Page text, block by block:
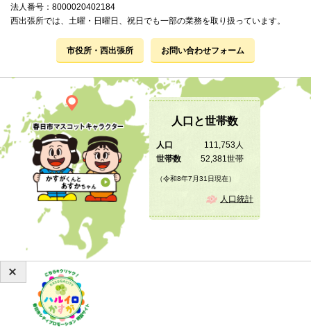
法人番号：8000020402184
西出張所では、土曜・日曜日、祝日でも一部の業務を取り扱っています。
市役所・西出張所 お問い合わせフォーム
人口と世帯数
人口
111,753人
世帯数
52,381世帯
（令和8年7月31日現在）
人口統計